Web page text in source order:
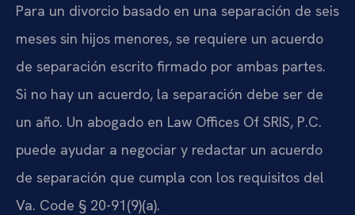
Para un divorcio basado en una separación de seis
meses sin hijos menores, se requiere un acuerdo
de separación escrito firmado por ambas partes.
Si no hay un acuerdo, la separación debe ser de
un año. Un abogado en Law Offices Of SRIS, P.C.
puede ayudar a negociar y redactar un acuerdo
de separación que cumpla con los requisitos del
Va. Code § 20-91(9)(a).